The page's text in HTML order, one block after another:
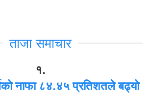
ताजा समाचार
१.
नाफा ८४.४५ प्रतिशतले बढ्यो